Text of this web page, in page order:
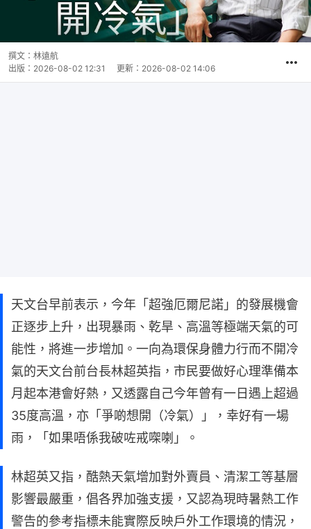
撰文： 林遠航
出版： 2026-08-02 12:31 更新： 2026-08-02 14:06
天文台早前表示，今年「超強厄爾尼諾」的發展機會
正逐步上升，出現暴雨、乾旱、高溫等極端天氣的可
能性，將進一步增加。一向為環保身體力行而不開冷
氣的天文台前台長林超英指，市民要做好心理準備本
月起本港會好熱，又透露自己今年曾有一日遇上超過
35度高溫，亦「爭啲想開（冷氣）」，幸好有一場
雨，「如果唔係我破咗戒㗎喇」。
林超英又指，酷熱天氣增加對外賣員、清潔工等基層
影響最嚴重，倡各界加強支援，又認為現時暑熱工作
警告的參考指標未能實際反映戶外工作環境的情況，